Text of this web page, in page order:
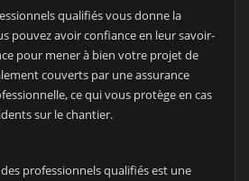
qualifiés vous donne la
pouvez avoir confiance en leur savoir-
pour mener à bien votre projet de
couverts par une assurance
ce qui vous protège en cas
sur le chantier.
professionnels qualifiés est une